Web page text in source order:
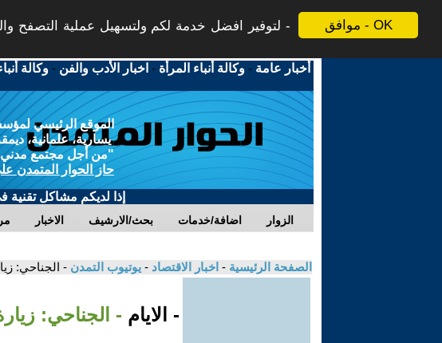
موافق - OK
لتوفير افضل خدمة لكم ولتسهيل عملية التصفح
أخبار عامة -وكالة أنباء المرأة - اخبار الأدب والفن -وكالة
الموقع الرئيسي
يسارية، علمانية،
"من أجل مجتمع مدني
حاز الحوار المتمدن
إذا لديكم مشاكل تقنية
الاخبار بحث/الارشيف اضافة/خدمات الزوار
الصفحة الرئيسية - اخبار الاقتصاد - يوتيوب التمدن - الجناحي:
- الايام - الجناحي: